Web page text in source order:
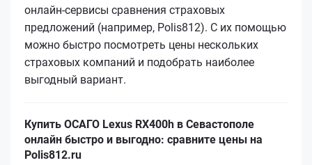
онлайн-сервисы сравнения страховых
предложений (например, Polis812). С их помощью
можно быстро посмотреть цены нескольких
страховых компаний и подобрать наиболее
выгодный вариант.
Купить ОСАГО Lexus RX400h в Севастополе
онлайн быстро и выгодно: сравните цены на
Polis812.ru